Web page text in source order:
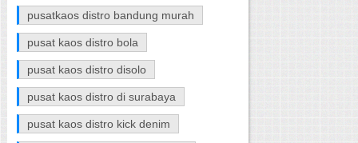
pusatkaos distro bandung murah
pusat kaos distro bola
pusat kaos distro disolo
pusat kaos distro di surabaya
pusat kaos distro kick denim